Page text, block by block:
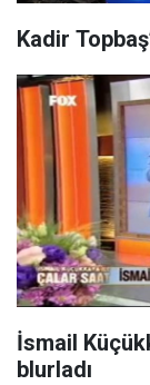
Kadir
İsmail
blurladı